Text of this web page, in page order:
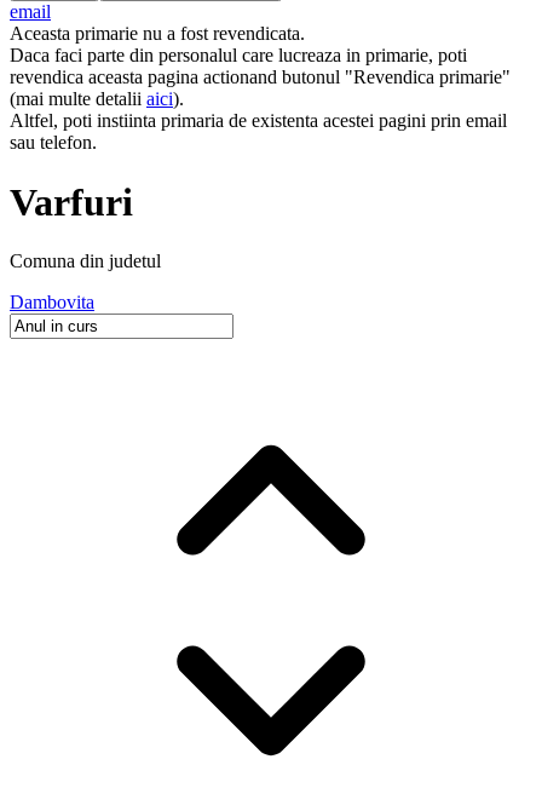
email
Aceasta primarie nu a fost revendicata.
Daca faci parte din personalul care lucreaza in primarie, poti
revendica aceasta pagina actionand butonul "Revendica primarie"
(mai multe detalii aici).
Altfel, poti instiinta primaria de existenta acestei pagini prin email
sau telefon.
Varfuri
Comuna din judetul
Dambovita